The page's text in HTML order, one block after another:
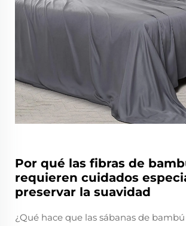
Por qué las fibras de
requieren cuidados
preservar la suavidad
¿Qué hace que las sábanas de